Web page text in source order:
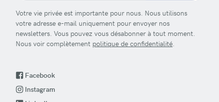
Votre vie privée est importante pour nous. Nous utilisons
votre adresse e-mail uniquement pour envoyer nos
newsletters. Vous pouvez vous désabonner à tout moment.
Nous voir complètement politique de confidentialité.
Facebook
Instagram